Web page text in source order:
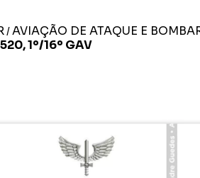
/AVIAÇÃO DE ATAQUE E
1º/16º GAV